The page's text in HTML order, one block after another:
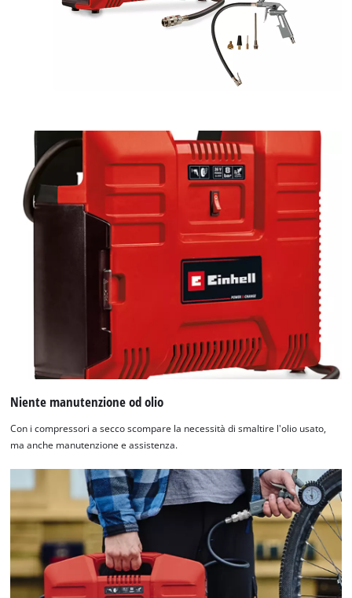
Niente manutenzione od olio
Con i compressori a secco scompare la necessità di smaltire l'olio usato,
ma anche manutenzione e assistenza.